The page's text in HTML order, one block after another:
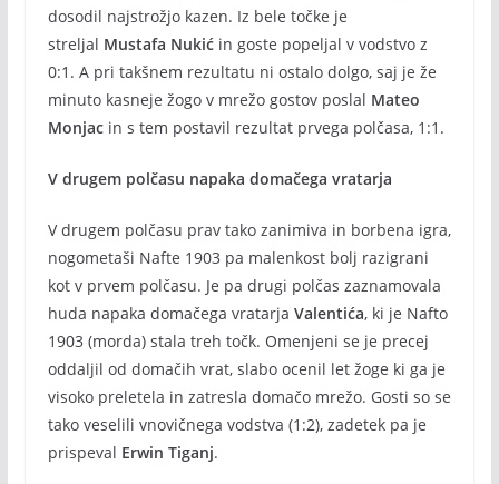
dosodil najstrožjo kazen. Iz bele točke je
streljal Mustafa Nukićin goste popeljal v vodstvo z
0:1. A pri takšnem rezultatu ni ostalo dolgo, saj je že
minuto kasneje žogo v mrežo gostov poslal Mateo
Monjacin s tem postavil rezultat prvega polčasa, 1:1.
V drugem polčasu napaka domačega vratarja
V drugem polčasu prav tako zanimiva in borbena igra,
nogometaši Nafte 1903 pa malenkost bolj razigrani
kot v prvem polčasu. Je pa drugi polčas zaznamovala
huda napaka domačega vratarja Valentića, ki je Nafto
1903 (morda) stala treh točk. Omenjeni se je precej
oddaljil od domačih vrat, slabo ocenil let žoge ki ga je
visoko preletela in zatresla domačo mrežo. Gosti so se
tako veselili vnovičnega vodstva (1:2), zadetek pa je
prispeval Erwin Tiganj.